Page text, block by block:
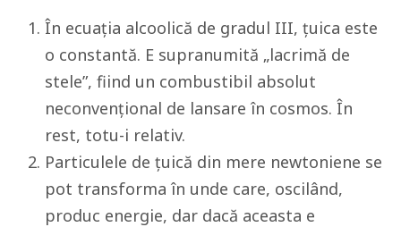
În ecuația alcoolică de gradul III, țuica este
o constantă. E supranumită „lacrimă de
stele”, fiind un combustibil absolut
neconvențional de lansare în cosmos. În
rest, totu-i relativ.
Particulele de țuică din mere newtoniene se
pot transforma în unde care, oscilând,
produc energie, dar dacă aceasta e